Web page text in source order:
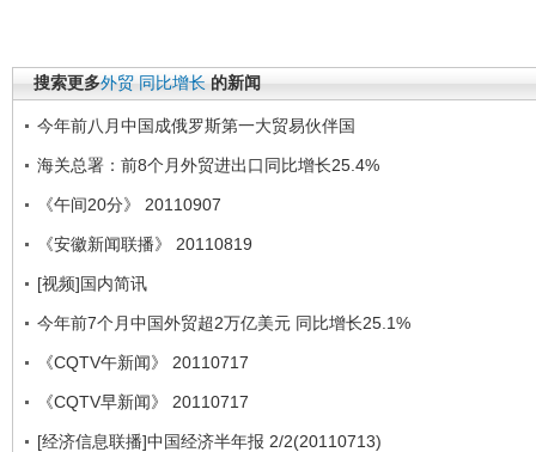
搜索更多外贸 同比增长 的新闻
今年前八月中国成俄罗斯第一大贸易伙伴国
海关总署：前8个月外贸进出口同比增长25.4%
《午间20分》 20110907
《安徽新闻联播》 20110819
[视频]国内简讯
今年前7个月中国外贸超2万亿美元 同比增长25.1%
《CQTV午新闻》 20110717
《CQTV早新闻》 20110717
[经济信息联播]中国经济半年报 2/2(20110713)